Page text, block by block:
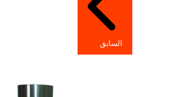
السابق